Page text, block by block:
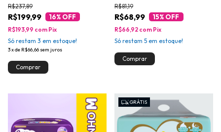
R$199,99
R$237,89
16% OFF
3xde R$66,66 sem juros
R$193,99 com Pix
Só restam 3 em estoque!
R$68,99
R$81,19
15% OFF
R$66,92 com Pix
Só restam 5 em estoque!
GRÁTIS